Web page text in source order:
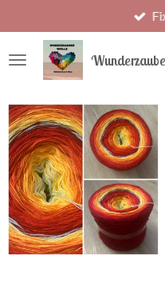
Hauptinhalt
springen